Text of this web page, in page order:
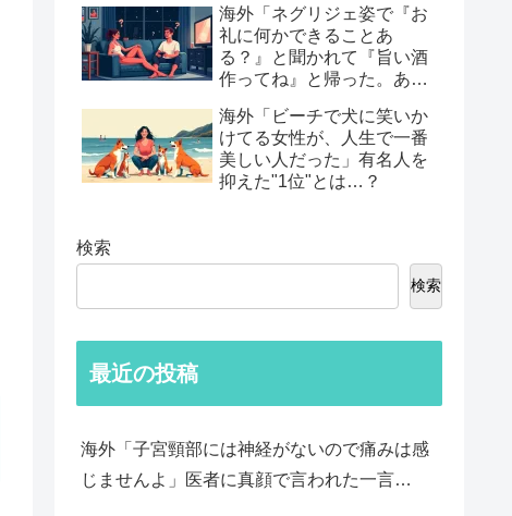
海外「ネグリジェ姿で『お
礼に何かできることあ
る？』と聞かれて『旨い酒
作ってね』と帰った。あれ
る男たちの後悔談…
海外「ビーチで犬に笑いか
けてる女性が、人生で一番
美しい人だった」有名人を
抑えた"1位"とは…？
検索
検索
最近の投稿
海外「子宮頸部には神経がないので痛みは感
じませんよ」医者に真顔で言われた一言…